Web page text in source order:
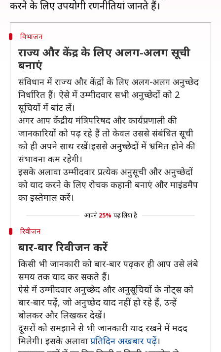
विभाजन
राज्य और केंद्र के लिए अलग-अलग सूची
बनाएं
संविधान में राज्य और केंद्रों के लिए अलग-अलग अनुच्छेद
निर्धारित हैं। ऐसे में उम्मीदवार सभी अनुच्छेदों को 2
सूचियों में बांट लें।
अगर आप केंद्रीय मंत्रिपरिषद और कार्यप्रणाली की
जानकारियों को पढ़ रहे हैं तो केवल उससे संबंधित सूची
को ही अपने साथ रखें।इससे अनुच्छेदों में भ्रमित होने की
संभावना कम रहेगी।
इसके अलावा उम्मीदवार प्रत्येक अनुसूची और अनुच्छेदों
को याद करने के लिए रोचक कहानी बनाएं और माइंडमैप
का इस्तेमाल करें।
आपने 25% पढ़ लिया है
रिवीजन
बार-बार रिवीजन करें
किसी भी जानकारी को बार-बार पढ़कर ही आप उसे लंबे
समय तक याद कर सकते हैं।
ऐसे में उम्मीदवार अनुच्छेद और अनुसूचियों के नोट्स को
बार-बार पढ़ें, जो अनुच्छेद याद नहीं हो रहे हैं, उन्हें
बोलकर और लिखकर देखें।
दूसरों को समझाने से भी जानकारी याद रखने में मदद
मिलेगी। इसके अलावा प्रतिदिन अखबार पढ़ें।